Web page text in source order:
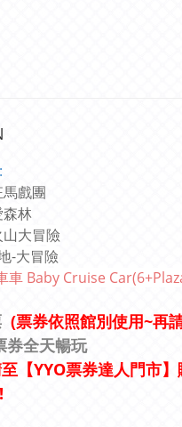
戲團
森林
大冒險
-大冒險
車 Baby Cruise
(票券依照館別使用~再
券全天暢玩
【YYO票券達人門市】